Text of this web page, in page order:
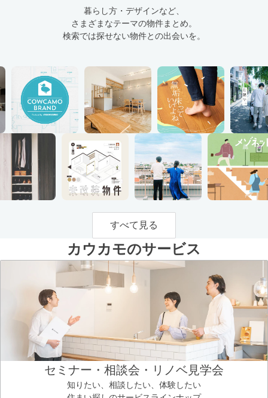
暮らし方・デザインなど、
さまざまなテーマの物件まとめ。
検索では探せない物件との出会いを。
すべて見る
カウカモのサービス
セミナー・相談会・リノベ見学会
知りたい、相談したい、体験したい